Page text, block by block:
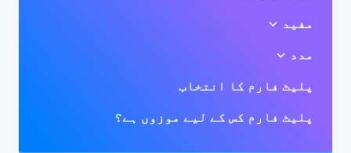
مفید
مدد
پلیٹ فارم کا انتخاب
پلیٹ فارم کس کے لیے موزوں ہے؟